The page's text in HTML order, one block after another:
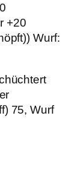
+20
Wurf:
75, Wurf